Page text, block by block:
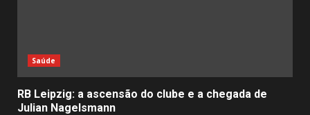
Saúde
RB Leipzig: a ascensão do clube e a chegada de
Julian Nagelsmann